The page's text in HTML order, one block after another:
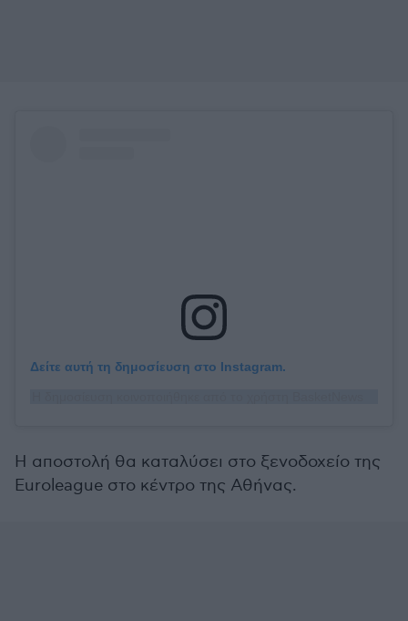
Δείτε αυτή τη δημοσίευση στο Instagram.
Η αποστολή θα καταλύσει στο ξενοδοχείο της
Euroleague στο κέντρο της Αθήνας.